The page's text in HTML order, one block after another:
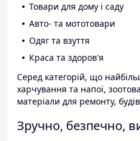
Товари для дому і саду
Авто- та мототовари
Одяг та взуття
Краса та здоров'я
Серед категорій, що
харчування та напої,
матеріали для ремонту,
Зручно, безпечно,